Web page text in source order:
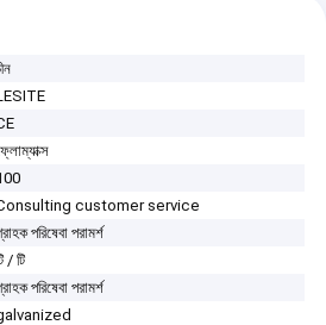
customer service
পরিষেবা পরামর্শ
/ টি
পরিষেবা পরামর্শ